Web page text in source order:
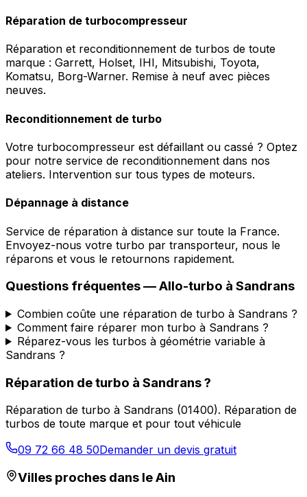
Réparation de turbocompresseur
Réparation et reconditionnement de turbos de toute
marque : Garrett, Holset, IHI, Mitsubishi, Toyota,
Komatsu, Borg-Warner. Remise à neuf avec pièces
neuves.
Reconditionnement de turbo
Votre turbocompresseur est défaillant ou cassé ? Optez
pour notre service de reconditionnement dans nos
ateliers. Intervention sur tous types de moteurs.
Dépannage à distance
Service de réparation à distance sur toute la France.
Envoyez-nous votre turbo par transporteur, nous le
réparons et vous le retournons rapidement.
Questions fréquentes —Allo-turbo à Sandrans
Combien coûte une réparation de turbo à Sandrans ?
Comment faire réparer mon turbo à Sandrans ?
Réparez-vous les turbos à géométrie variable à
Sandrans ?
Réparation de turbo à Sandrans?
Réparation de turbo à Sandrans (01400). Réparation de
turbos de toute marque et pour tout véhicule
09 72 66 48 50Demander un devis gratuit
Villes proches dans leAin